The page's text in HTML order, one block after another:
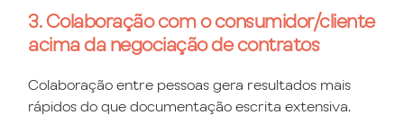
3. Colaboração com o consumidor/cliente
acima da negociação de contratos
Colaboração entre pessoas gera resultados mais
rápidos do que documentação escrita extensiva.